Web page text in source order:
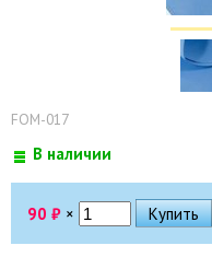
FOM-017
В наличии
90 ₽ ×